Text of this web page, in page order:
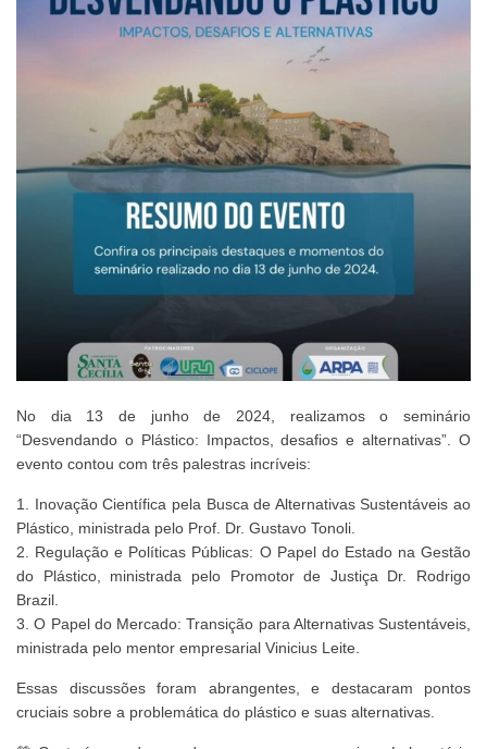
No dia 13 de junho de 2024, realizamos o seminário
“Desvendando o Plástico: Impactos, desafios e alternativas”. O
evento contou com três palestras incríveis:
1. Inovação Científica pela Busca de Alternativas Sustentáveis ao
Plástico, ministrada pelo Prof. Dr. Gustavo Tonoli.
2. Regulação e Políticas Públicas: O Papel do Estado na Gestão
do Plástico, ministrada pelo Promotor de Justiça Dr. Rodrigo
Brazil.
3. O Papel do Mercado: Transição para Alternativas Sustentáveis,
ministrada pelo mentor empresarial Vinicius Leite.
Essas discussões foram abrangentes, e destacaram pontos
cruciais sobre a problemática do plástico e suas alternativas.